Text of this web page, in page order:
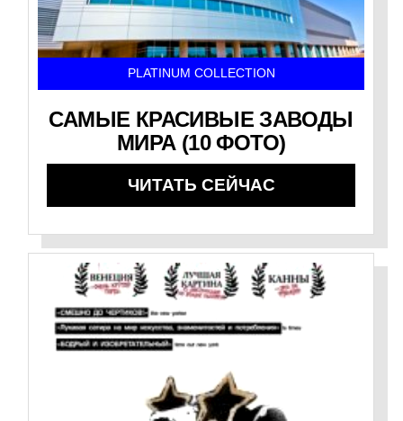
PLATINUM COLLECTION
САМЫЕ КРАСИВЫЕ ЗАВОДЫ
МИРА (10 ФОТО)
ЧИТАТЬ СЕЙЧАС